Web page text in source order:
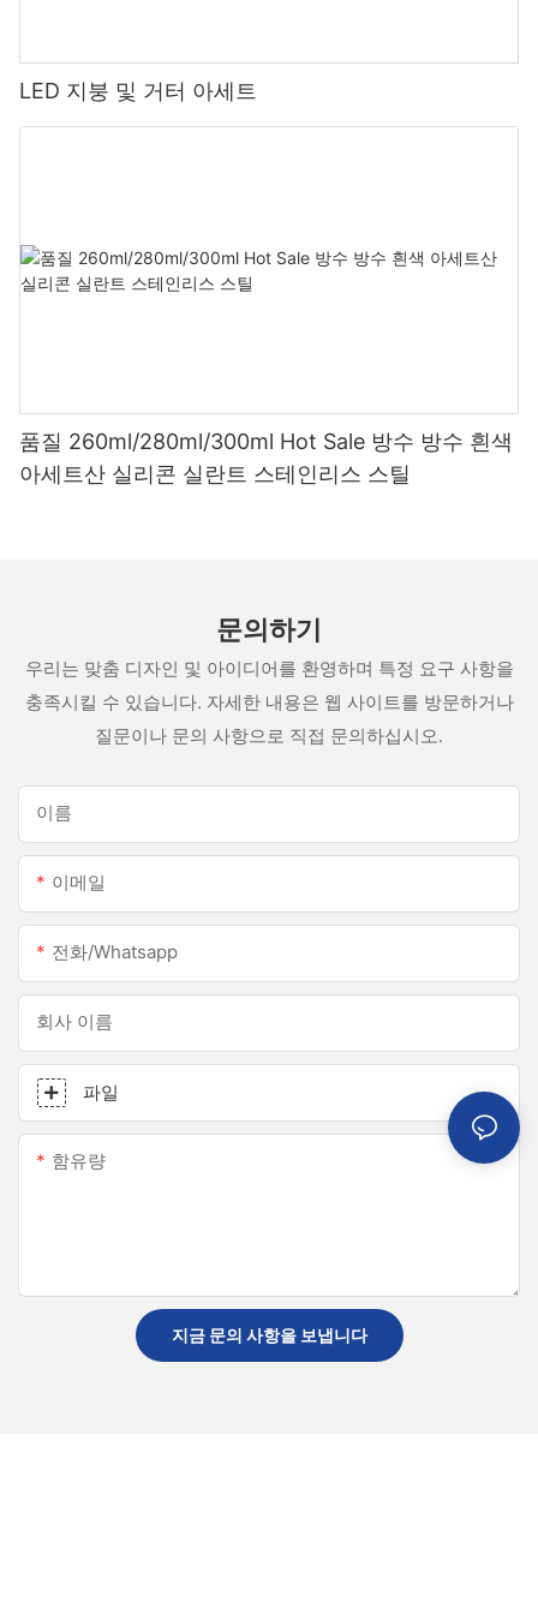
LED 지붕 및 거터 아세트
품질 260ml/280ml/300ml Hot Sale 방수 방수 흰색
아세트산 실리콘 실란트 스테인리스 스틸
문의하기
우리는 맞춤 디자인 및 아이디어를 환영하며 특정 요구 사항을
충족시킬 수 있습니다. 자세한 내용은 웹 사이트를 방문하거나
질문이나 문의 사항으로 직접 문의하십시오.
이름
이메일
전화/whatsapp
회사 이름
파일
함유량
지금 문의 사항을 보냅니다